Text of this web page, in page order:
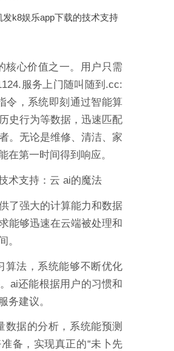
k8娱乐app下载的技术支持
核心价值之一。用户只需
服务上门随叫随到.cc:
令，系统即刻通过智能算
史行为等数据，迅速匹配
。无论是维修、清洁、家
在第一时间得到响应。
术支持：云 ai的魔法
了强大的计算能力和数据
能够迅速在云端被处理和
。
算法，系统能够不断优化
ai还能根据用户的习惯和
务建议。
据的分析，系统能预测
备，实现真正的“未卜先